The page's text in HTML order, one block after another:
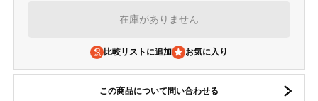
在庫がありません
比較リストに追加
この商品について問い合わせる